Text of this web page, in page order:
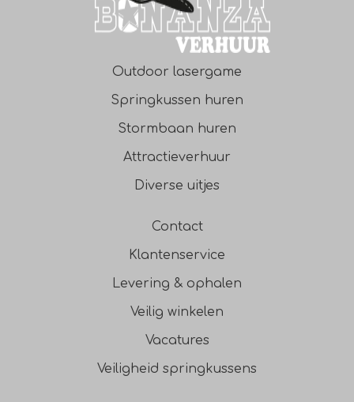
Outdoor lasergame
Springkussen huren
Stormbaan huren
Attractieverhuur
Diverse uitjes
Contact
Klantenservice
Levering & ophalen
Veilig winkelen
Vacatures
Veiligheid springkussens